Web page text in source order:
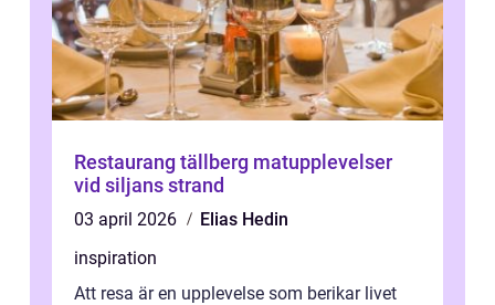
Restaurang tällberg matupplevelser
vid siljans strand
03 april 2026
Elias Hedin
inspiration
Att resa är en upplevelse som berikar livet